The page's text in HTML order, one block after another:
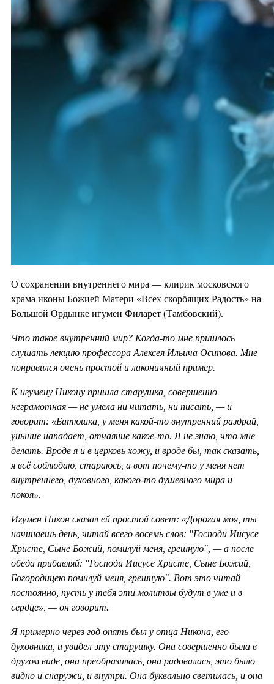
О сохранении внутреннего мира — клирик московского
храма иконы Божией Матери «Всех скорбящих Радость» на
Большой Ордынке игумен Филарет (Тамбовский).
Что такое внутренний мир? Когда-то мне пришлось
слушать лекцию профессора Алексея Ильича Осипова. Мне
понравился очень простой и лаконичный пример.
К игумену Никону пришла старушка, совершенно
неграмотная — не умела ни читать, ни писать, — и
говорит: «Батюшка, у меня какой-то внутренний раздрай,
уныние нападает, отчаяние какое-то. Я не знаю, что мне
делать. Вроде я и в церковь хожу, и вроде бы, так сказать,
я всё соблюдаю, стараюсь, а вот почему-то у меня нет
внутреннего, духовного, какого-то душевного мира и
покоя».
Игумен Никон сказал ей простой совет: «Дорогая моя, ты
начинаешь день, читай всего восемь слов: "Господи Иисусе
Христе, Сыне Божий, помилуй меня, грешную", — а после
обеда прибавляй: "Господи Иисусе Христе, Сыне Божий,
Богородицею помилуй меня, грешную". Вот это читай
постоянно, пусть у тебя эти молитвы будут в уме и в
сердце», — он говорит.
Я примерно через год опять был у отца Никона, его
духовника, и увидел эту старушку. Она совершенно была в
другом виде, она преобразилась, она радовалась, это было
видно и снаружи, и внутри. Она буквально светилась, и она